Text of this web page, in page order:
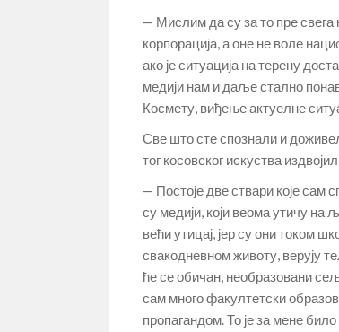
— Мислим да су за то пре свега
корпорација, а оне не воле
ако је ситуација на терену
медији нам и даље стално
Космету, виђење актуелне
Све што сте спознали и
тог косовског искуства
— Постоје две ствари које сам
су медији, који веома утичу
већи утицај, јер су они током
свакодневном животу, верују
ће се обичан, необразовани
сам много факултетски
пропагандом. То је за мене